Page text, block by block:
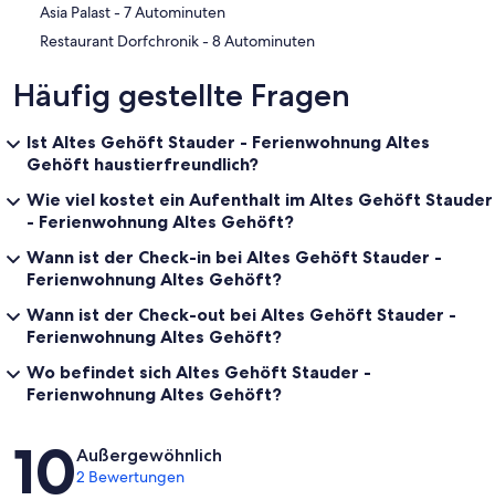
‪Asia Palast - ‬7 Autominuten
‪Restaurant Dorfchronik - ‬8 Autominuten
Häufig gestellte Fragen
Ist Altes Gehöft Stauder - Ferienwohnung Altes
Gehöft haustierfreundlich?
Wie viel kostet ein Aufenthalt im Altes Gehöft Stauder
- Ferienwohnung Altes Gehöft?
Wann ist der Check-in bei Altes Gehöft Stauder -
Ferienwohnung Altes Gehöft?
Wann ist der Check-out bei Altes Gehöft Stauder -
Ferienwohnung Altes Gehöft?
Wo befindet sich Altes Gehöft Stauder -
Ferienwohnung Altes Gehöft?
Bewertungen
10Außergewöhnlich
2 Bewertungen